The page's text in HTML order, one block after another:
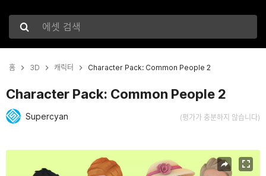
에셋 검색
홈 3D 캐릭터 Character Pack: Common People 2
Character Pack: Common People 2
Supercyan (평가가 충분하지 않습니다)